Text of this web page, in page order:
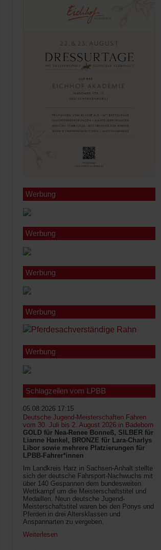
Werbung
Werbung
Werbung
Werbung
Werbung
Schlagzeilen vom LPBB
05.08.2026 17:15
Deutsche Jugend-Meisterschaften Fahren
vom 30. Juli bis 2. August 2026 in Badeborn
GOLD für Nea-Renee Bonneß, SILBER für
Lianne Hankel, BRONZE für Lara-Charlys
Libor sowie mehrere Platzierungen für
LPBB-Fahrer*innen
Im Landkreis Harz in Sachsen-Anhalt stellte
sich der deutsche Fahrsport-Nachwuchs mit
über 140 Gespannen dem bundesweiten
Wettkampf um die Meisterschaftstitel und
Medaillen. Neun deutsche Jugend-
Meisterschaftstitel waren bei den Ponys und
Pferden in drei Altersklassen und
Anspannarten zu vergeben.
Weiterlesen